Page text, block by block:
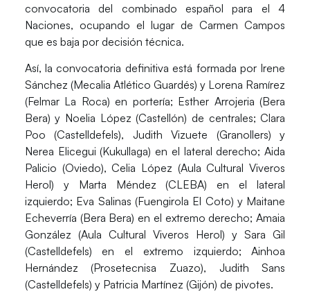
convocatoria del combinado español para el 4
Naciones, ocupando el lugar de Carmen Campos
que es baja por decisión técnica.
Así, la convocatoria definitiva está formada por Irene
Sánchez (Mecalia Atlético Guardés) y Lorena Ramírez
(Felmar La Roca) en portería; Esther Arrojeria (Bera
Bera) y Noelia López (Castellón) de centrales;Clara
Poo (Castelldefels), Judith Vizuete (Granollers) y
Nerea Elicegui(Kukullaga) en el lateral derecho;Aida
Palicio (Oviedo),Celia López (Aula Cultural Viveros
Herol) y Marta Méndez (CLEBA) en el lateral
izquierdo; Eva Salinas (Fuengirola El Coto) y Maitane
Echeverría (Bera Bera) en el extremo derecho;Amaia
González (Aula Cultural Viveros Herol) ySara Gil
(Castelldefels) en el extremo izquierdo;Ainhoa
Hernández (Prosetecnisa Zuazo), Judith Sans
(Castelldefels) y Patricia Martínez (Gijón) de pivotes.